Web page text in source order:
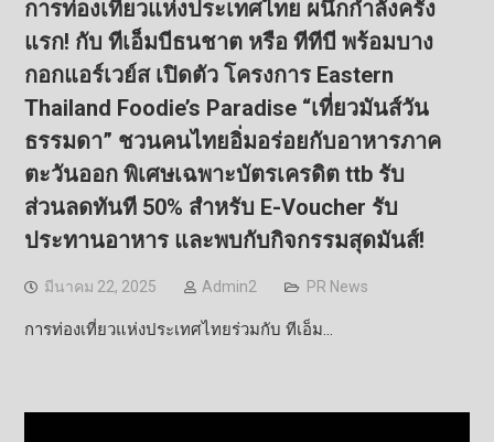
การท่องเที่ยวแห่งประเทศไทย ผนึกกำลังครั้ง
แรก! กับ ทีเอ็มบีธนชาต หรือ ทีทีบี พร้อมบาง
กอกแอร์เวย์ส เปิดตัว โครงการ Eastern
Thailand Foodie’s Paradise “เที่ยวมันส์วัน
ธรรมดา” ชวนคนไทยอิ่มอร่อยกับอาหารภาค
ตะวันออก พิเศษเฉพาะบัตรเครดิต ttb รับ
ส่วนลดทันที 50% สำหรับ E-Voucher รับ
ประทานอาหาร และพบกับกิจกรรมสุดมันส์!
มีนาคม 22, 2025 Admin2 PR News
การท่องเที่ยวแห่งประเทศไทยร่วมกับ ทีเอ็ม…